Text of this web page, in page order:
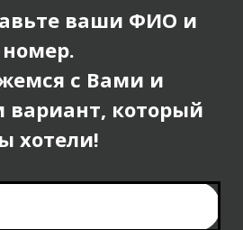
ваши ФИО и
номер.
с Вами и
который
хотели!